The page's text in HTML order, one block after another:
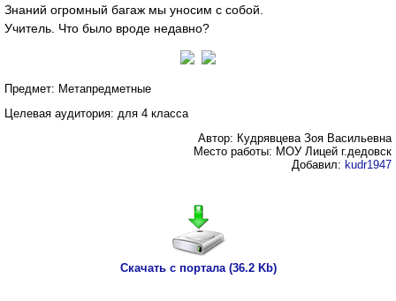
Знаний огромный багаж мы уносим с собой.
Учитель. Что было вроде недавно?
Предмет: Метапредметные
Целевая аудитория: для 4 класса
Автор: Кудрявцева Зоя Васильевна
Место работы: МОУ Лицей г.дедовск
Добавил: kudr1947
Скачать с портала (36.2 Kb)